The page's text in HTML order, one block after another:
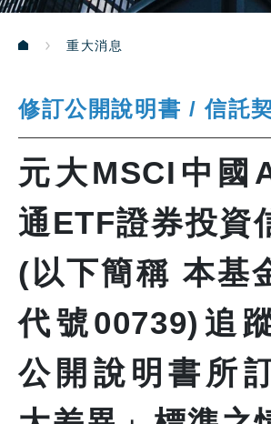
重大消息
修訂公開說明書 / 信託
元大MSCI中國
通ETF證券投資
(以下簡稱 本基
代號00739)追
公開說明書所